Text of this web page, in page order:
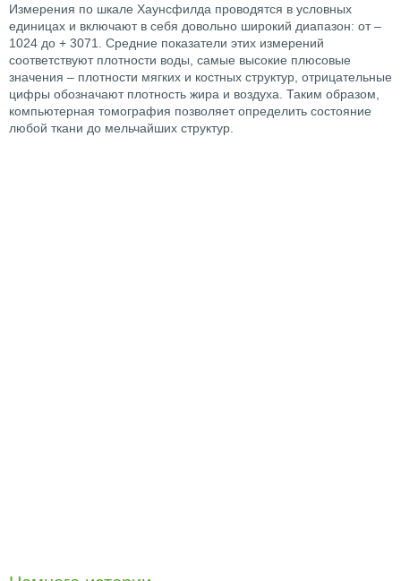
Измерения по шкале Хаунсфилда проводятся в условных
единицах и включают в себя довольно широкий диапазон: от –
1024 до + 3071. Средние показатели этих измерений
соответствуют плотности воды, самые высокие плюсовые
значения – плотности мягких и костных структур, отрицательные
цифры обозначают плотность жира и воздуха. Таким образом,
компьютерная томография позволяет определить состояние
любой ткани до мельчайших структур.